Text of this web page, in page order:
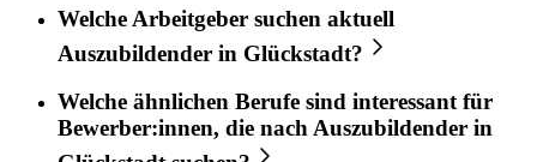
Welche Arbeitgeber suchen aktuell
Auszubildender in Glückstadt?
Welche ähnlichen Berufe sind interessant für
Bewerber:innen, die nachAuszubildender in